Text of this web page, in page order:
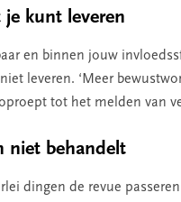
je kunt leveren
en binnen jouw
leveren. ‘Meer
tot het melden van
niet behandelt
dingen de revue